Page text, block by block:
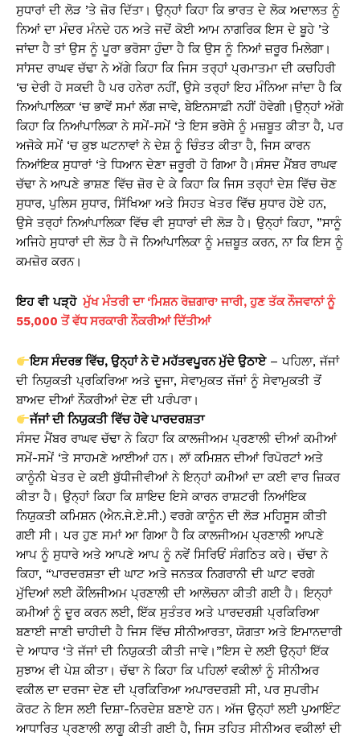
ਸੁਧਾਰਾਂ ਦੀ ਲੋੜ ’ਤੇ ਜ਼ੋਰ ਦਿੱਤਾ। ਉਨ੍ਹਾਂ ਕਿਹਾ ਕਿ ਭਾਰਤ ਦੇ ਲੋਕ ਅਦਾਲਤ ਨੂੰ
ਨਿਆਂ ਦਾ ਮੰਦਰ ਮੰਨਦੇ ਹਨ ਅਤੇ ਜਦੋਂ ਕੋਈ ਆਮ ਨਾਗਰਿਕ ਇਸ ਦੇ ਬੂਹੇ ’ਤੇ
ਜਾਂਦਾ ਹੈ ਤਾਂ ਉਸ ਨੂੰ ਪੂਰਾ ਭਰੋਸਾ ਹੁੰਦਾ ਹੈ ਕਿ ਉਸ ਨੂੰ ਨਿਆਂ ਜ਼ਰੂਰ ਮਿਲੇਗਾ।
ਸਾਂਸਦ ਰਾਘਵ ਚੱਢਾ ਨੇ ਅੱਗੇ ਕਿਹਾ ਕਿ ਜਿਸ ਤਰ੍ਹਾਂ ਪ੍ਰਮਾਤਮਾ ਦੀ ਕਚਹਿਰੀ
‘ਚ ਦੇਰੀ ਹੋ ਸਕਦੀ ਹੈ ਪਰ ਹਨੇਰਾ ਨਹੀਂ, ਉਸੇ ਤਰ੍ਹਾਂ ਇਹ ਮੰਨਿਆ ਜਾਂਦਾ ਹੈ ਕਿ
ਨਿਆਂਪਾਲਿਕਾ ‘ਚ ਭਾਵੇਂ ਸਮਾਂ ਲੱਗ ਜਾਵੇ, ਬੇਇਨਸਾਫ਼ੀ ਨਹੀਂ ਹੋਵੇਗੀ।ਉਨ੍ਹਾਂ ਅੱਗੇ
ਕਿਹਾ ਕਿ ਨਿਆਂਪਾਲਿਕਾ ਨੇ ਸਮੇਂ-ਸਮੇਂ ‘ਤੇ ਇਸ ਭਰੋਸੇ ਨੂੰ ਮਜ਼ਬੂਤ ਕੀਤਾ ਹੈ, ਪਰ
ਅਜੋਕੇ ਸਮੇਂ ‘ਚ ਕੁਝ ਘਟਨਾਵਾਂ ਨੇ ਦੇਸ਼ ਨੂੰ ਚਿੰਤਤ ਕੀਤਾ ਹੈ, ਜਿਸ ਕਾਰਨ
ਨਿਆਂਇਕ ਸੁਧਾਰਾਂ ‘ਤੇ ਧਿਆਨ ਦੇਣਾ ਜ਼ਰੂਰੀ ਹੋ ਗਿਆ ਹੈ।ਸੰਸਦ ਮੈਂਬਰ ਰਾਘਵ
ਚੱਢਾ ਨੇ ਆਪਣੇ ਭਾਸ਼ਣ ਵਿੱਚ ਜ਼ੋਰ ਦੇ ਕੇ ਕਿਹਾ ਕਿ ਜਿਸ ਤਰ੍ਹਾਂ ਦੇਸ਼ ਵਿੱਚ ਚੋਣ
ਸੁਧਾਰ, ਪੁਲਿਸ ਸੁਧਾਰ, ਸਿੱਖਿਆ ਅਤੇ ਸਿਹਤ ਖੇਤਰ ਵਿੱਚ ਸੁਧਾਰ ਹੋਏ ਹਨ,
ਉਸੇ ਤਰ੍ਹਾਂ ਨਿਆਂਪਾਲਿਕਾ ਵਿੱਚ ਵੀ ਸੁਧਾਰਾਂ ਦੀ ਲੋੜ ਹੈ। ਉਨ੍ਹਾਂ ਕਿਹਾ, ”ਸਾਨੂੰ
ਅਜਿਹੇ ਸੁਧਾਰਾਂ ਦੀ ਲੋੜ ਹੈ ਜੋ ਨਿਆਂਪਾਲਿਕਾ ਨੂੰ ਮਜ਼ਬੂਤ ਕਰਨ, ਨਾ ਕਿ ਇਸ ਨੂੰ
ਕਮਜ਼ੋਰ ਕਰਨ।
ਇਹ ਵੀ ਪੜ੍ਹੋ ਮੁੱਖ ਮੰਤਰੀ ਦਾ ‘ਮਿਸ਼ਨ ਰੋਜ਼ਗਾਰ’ ਜਾਰੀ, ਹੁਣ ਤੱਕ ਨੌਜਵਾਨਾਂ ਨੂੰ
55,000 ਤੋਂ ਵੱਧ ਸਰਕਾਰੀ ਨੌਕਰੀਆਂ ਦਿੱਤੀਆਂ
ਇਸ ਸੰਦਰਭ ਵਿੱਚ, ਉਨ੍ਹਾਂ ਨੇ ਦੋ ਮਹੱਤਵਪੂਰਨ ਮੁੱਦੇ ਉਠਾਏ– ਪਹਿਲਾ, ਜੱਜਾਂ
ਦੀ ਨਿਯੁਕਤੀ ਪ੍ਰਕਿਰਿਆ ਅਤੇ ਦੂਜਾ, ਸੇਵਾਮੁਕਤ ਜੱਜਾਂ ਨੂੰ ਸੇਵਾਮੁਕਤੀ ਤੋਂ
ਬਾਅਦ ਦੀਆਂ ਨੌਕਰੀਆਂ ਦੇਣ ਦੀ ਪਰੰਪਰਾ।
ਜੱਜਾਂ ਦੀ ਨਿਯੁਕਤੀ ਵਿੱਚ ਹੋਵੇ ਪਾਰਦਰਸ਼ਤਾ
ਸੰਸਦ ਮੈਂਬਰ ਰਾਘਵ ਚੱਢਾ ਨੇ ਕਿਹਾ ਕਿ ਕਾਲਜੀਅਮ ਪ੍ਰਣਾਲੀ ਦੀਆਂ ਕਮੀਆਂ
ਸਮੇਂ-ਸਮੇਂ ‘ਤੇ ਸਾਹਮਣੇ ਆਈਆਂ ਹਨ। ਲਾੱ ਕਮਿਸ਼ਨ ਦੀਆਂ ਰਿਪੋਰਟਾਂ ਅਤੇ
ਕਾਨੂੰਨੀ ਖੇਤਰ ਦੇ ਕਈ ਬੁੱਧੀਜੀਵੀਆਂ ਨੇ ਇਨ੍ਹਾਂ ਕਮੀਆਂ ਦਾ ਕਈ ਵਾਰ ਜ਼ਿਕਰ
ਕੀਤਾ ਹੈ। ਉਨ੍ਹਾਂ ਕਿਹਾ ਕਿ ਸ਼ਾਇਦ ਇਸੇ ਕਾਰਨ ਰਾਸ਼ਟਰੀ ਨਿਆਂਇਕ
ਨਿਯੁਕਤੀ ਕਮਿਸ਼ਨ (ਐਨ.ਜੇ.ਏ.ਸੀ.) ਵਰਗੇ ਕਾਨੂੰਨ ਦੀ ਲੋੜ ਮਹਿਸੂਸ ਕੀਤੀ
ਗਈ ਸੀ। ਪਰ ਹੁਣ ਸਮਾਂ ਆ ਗਿਆ ਹੈ ਕਿ ਕਾਲਜੀਅਮ ਪ੍ਰਣਾਲੀ ਆਪਣੇ
ਆਪ ਨੂੰ ਸੁਧਾਰੇ ਅਤੇ ਆਪਣੇ ਆਪ ਨੂੰ ਨਵੇਂ ਸਿਰਿਓਂ ਸੰਗਠਿਤ ਕਰੇ। ਚੱਢਾ ਨੇ
ਕਿਹਾ, “ਪਾਰਦਰਸ਼ਤਾ ਦੀ ਘਾਟ ਅਤੇ ਜਨਤਕ ਨਿਗਰਾਨੀ ਦੀ ਘਾਟ ਵਰਗੇ
ਮੁੱਦਿਆਂ ਲਈ ਕੌਲਿਜੀਅਮ ਪ੍ਰਣਾਲੀ ਦੀ ਆਲੋਚਨਾ ਕੀਤੀ ਗਈ ਹੈ। ਇਨ੍ਹਾਂ
ਕਮੀਆਂ ਨੂੰ ਦੂਰ ਕਰਨ ਲਈ, ਇੱਕ ਸੁਤੰਤਰ ਅਤੇ ਪਾਰਦਰਸ਼ੀ ਪ੍ਰਕਿਰਿਆ
ਬਣਾਈ ਜਾਣੀ ਚਾਹੀਦੀ ਹੈ ਜਿਸ ਵਿੱਚ ਸੀਨੀਆਰਤਾ, ਯੋਗਤਾ ਅਤੇ ਇਮਾਨਦਾਰੀ
ਦੇ ਆਧਾਰ ‘ਤੇ ਜੱਜਾਂ ਦੀ ਨਿਯੁਕਤੀ ਕੀਤੀ ਜਾਵੇ।”ਇਸ ਦੇ ਲਈ ਉਨ੍ਹਾਂ ਇੱਕ
ਸੁਝਾਅ ਵੀ ਪੇਸ਼ ਕੀਤਾ। ਚੱਢਾ ਨੇ ਕਿਹਾ ਕਿ ਪਹਿਲਾਂ ਵਕੀਲਾਂ ਨੂੰ ਸੀਨੀਅਰ
ਵਕੀਲ ਦਾ ਦਰਜਾ ਦੇਣ ਦੀ ਪ੍ਰਕਿਰਿਆ ਅਪਾਰਦਰਸ਼ੀ ਸੀ, ਪਰ ਸੁਪਰੀਮ
ਕੋਰਟ ਨੇ ਇਸ ਲਈ ਦਿਸ਼ਾ-ਨਿਰਦੇਸ਼ ਬਣਾਏ ਹਨ। ਅੱਜ ਉਨ੍ਹਾਂ ਲਈ ਪੁਆਇੰਟ
ਆਧਾਰਿਤ ਪ੍ਰਣਾਲੀ ਲਾਗੂ ਕੀਤੀ ਗਈ ਹੈ, ਜਿਸ ਤਹਿਤ ਸੀਨੀਅਰ ਵਕੀਲਾਂ ਦੀ